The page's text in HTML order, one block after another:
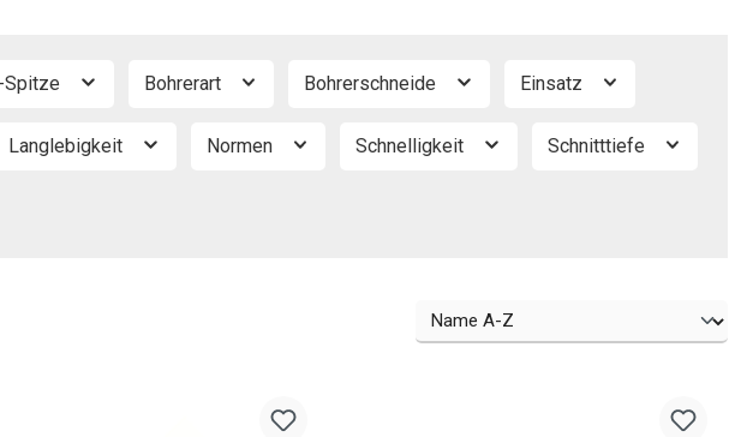
Spitze Bohrerart Bohrerschneide Einsatz
Langlebigkeit Normen Schnelligkeit Schnitttiefe